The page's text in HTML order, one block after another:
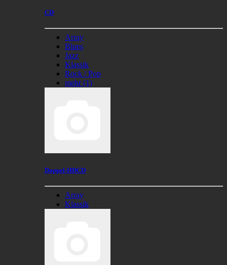
CD
Array
Blues
Jazz
Klassik
Rock / Pop
mehr(1)
Doppel-HDCD
Array
Klassik